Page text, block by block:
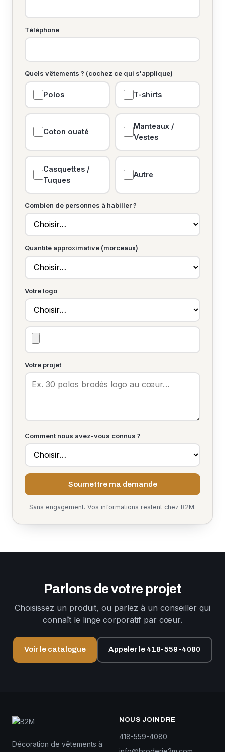
Téléphone
Quels vêtements ? (cochez ce qui s'applique)
Polos T-shirts
Coton ouaté
Manteaux /
Vestes
Casquettes /
Tuques
Autre
Combien de personnes à habiller ?
Quantité approximative (morceaux)
Votre logo
Votre projet
Comment nous avez-vous connus ?
Soumettre ma demande
Sans engagement. Vos informations restent chez B2M.
Parlons de votre projet
Choisissez un produit, ou parlez à un conseiller qui
connaît le linge corporatif par cœur.
Voir le catalogue Appeler le 418-559-4080
Décoration de vêtements à
NOUS JOINDRE
418-559-4080